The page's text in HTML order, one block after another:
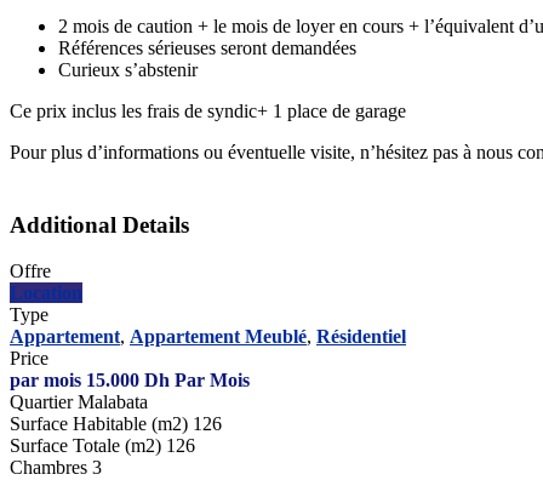
2 mois de caution + le mois de loyer en cours + l’équivalent
Références sérieuses seront demandées
Curieux s’abstenir
Ce prix inclus les frais de syndic+ 1 place de garage
Pour plus d’informations ou éventuelle visite, n’hésitez pas à nous
Additional Details
Offre
Location
Type
Appartement, Appartement Meublé, Résidentiel
Price
par mois 15.000 Dh Par Mois
Quartier Malabata
Surface Habitable (m2) 126
Surface Totale (m2) 126
Chambres 3